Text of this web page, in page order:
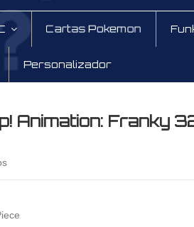
Cartas Pokemon
Personalizador
Animation: Franky